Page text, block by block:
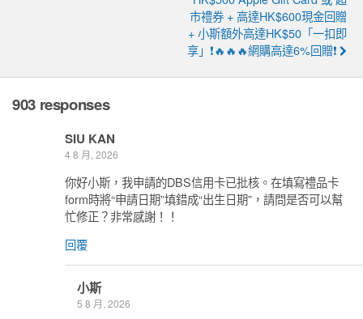
市禮券 + 高達HK$600現金回贈
+ 小斯額外高達HK$50「一扣即
享」❗🔥🔥🔥網購高達6%回贈❗
903 responses
SIU KAN
4 8 月, 2026
你好小斯，我申請的DBS信用卡已批核。在填寫禮品卡
form時將“申請日期”填錯成“出生日期”，請問是否可以幫
忙修正？非常感謝！！
回覆
小斯
5 8 月, 2026